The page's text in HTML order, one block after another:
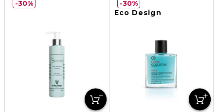
30%
Eco Design
30%